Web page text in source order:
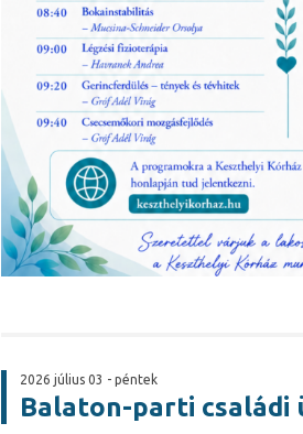
2026 július 03 - péntek
Balaton-parti családi